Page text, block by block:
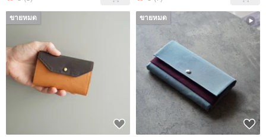
ขายหมด ขายหมด